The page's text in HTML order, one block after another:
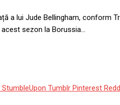
a lui Jude Bellingham, conform
sezon la Borussia…
StumbleUpon Tumblr Pinterest